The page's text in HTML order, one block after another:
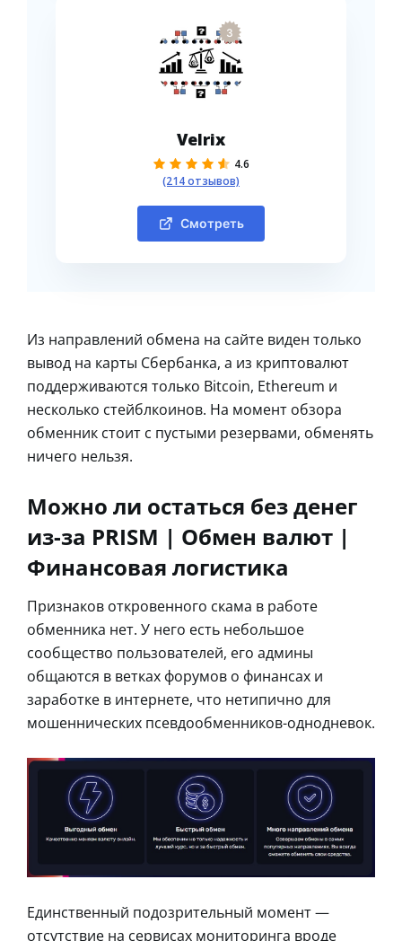
3
Velrix
4.6
(214 отзывов)
Смотреть
Из направлений обмена на сайте виден только
вывод на карты Сбербанка, а из криптовалют
поддерживаются только Bitcoin, Ethereum и
несколько стейблкоинов. На момент обзора
обменник стоит с пустыми резервами, обменять
ничего нельзя.
Можно ли остаться без денег
из-за PRISM | Обмен валют |
Финансовая логистика
Признаков откровенного скама в работе
обменника нет. У него есть небольшое
сообщество пользователей, его админы
общаются в ветках форумов о финансах и
заработке в интернете, что нетипично для
мошеннических псевдообменников-однодневок.
Единственный подозрительный момент —
отсутствие на сервисах мониторинга вроде